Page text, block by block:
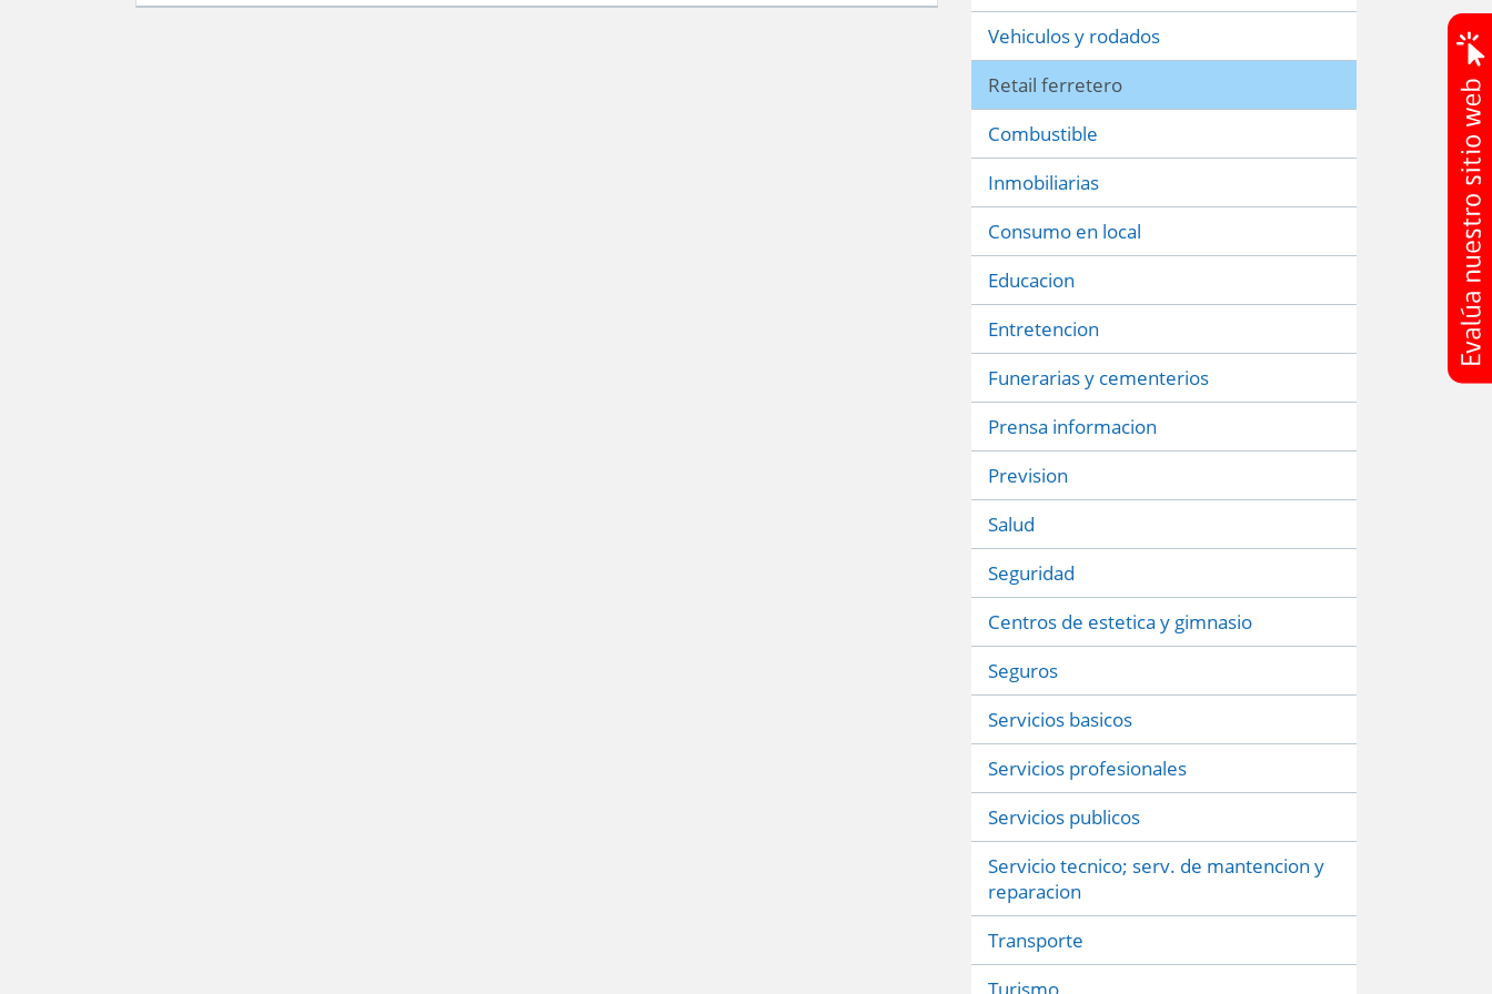
Vehiculos y rodados
Retail ferretero
Combustible
Inmobiliarias
Consumo en local
Educacion
Entretencion
Funerarias y cementerios
Prensa informacion
Prevision
Salud
Seguridad
Centros de estetica y gimnasio
Seguros
Servicios basicos
Servicios profesionales
Servicios publicos
Servicio tecnico; serv. de mantencion y
reparacion
Transporte